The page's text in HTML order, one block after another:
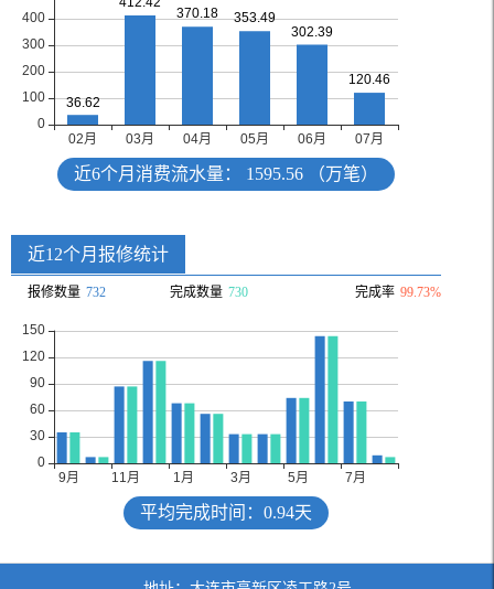
近6个月消费流水量： 1595.56 （万笔）
近12个月报修统计
报修数量 732 完成数量 730 完成率 99.73%
平均完成时间：0.94天